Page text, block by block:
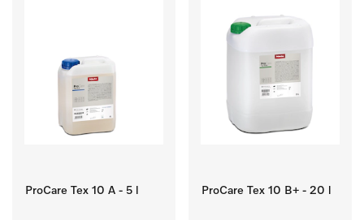
ProCare Tex 10 A - 5 l ProCare Tex 10 B+ - 20 l